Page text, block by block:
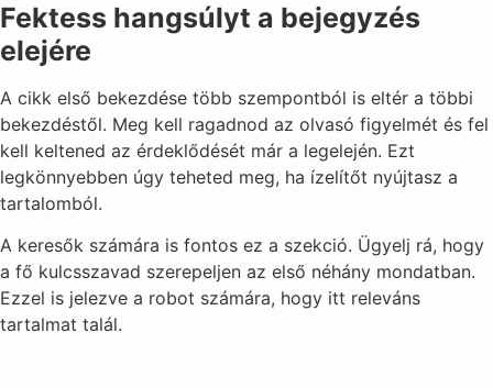
Fektess hangsúlyt a bejegyzés
elejére
A cikk első bekezdése több szempontból is eltér a többi
bekezdéstől. Meg kell ragadnod az olvasó figyelmét és fel
kell keltened az érdeklődését már a legelején. Ezt
legkönnyebben úgy teheted meg, ha ízelítőt nyújtasz a
tartalomból.
A keresők számára is fontos ez a szekció. Ügyelj rá, hogy
a fő kulcsszavad szerepeljen az első néhány mondatban.
Ezzel is jelezve a robot számára, hogy itt releváns
tartalmat talál.